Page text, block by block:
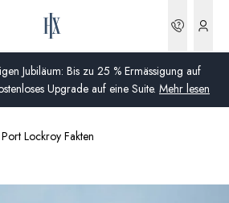
Jubiläum: Bis zu 25 % Ermässigung auf
Upgrade auf eine Suite. Mehr lesen
Port Lockroy Fakten